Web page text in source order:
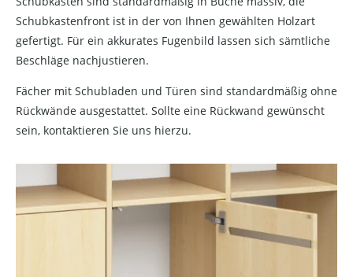
Schubkastenfront ist in der von Ihnen gewählten Holzart
gefertigt. Für ein akkurates Fugenbild lassen sich sämtliche
Beschläge nachjustieren.
Fächer mit Schubladen und Türen sind standardmäßig ohne
Rückwände ausgestattet. Sollte eine Rückwand gewünscht
sein, kontaktieren Sie uns hierzu.